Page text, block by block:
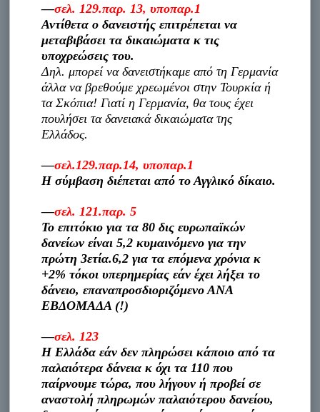
—σελ. 129.παρ. 13, υποπαρ.1
Αντίθετα ο δανειστής επιτρέπεται να
μεταβιβάσει τα δικαιώματα κ τις
υποχρεώσεις του.
Δηλ. μπορεί να δανειστήκαμε από τη Γερμανία
άλλα να βρεθούμε χρεωμένοι στην Τουρκία ή
τα Σκόπια! Γιατί η Γερμανία, θα τους έχει
πουλήσει τα δανειακά δικαιώματα της
Ελλάδος.
—σελ.129.παρ.14, υποπαρ.1
Η σύμβαση διέπεται από το Αγγλικό δίκαιο.
—σελ. 121.παρ. 5
Το επιτόκιο για τα 80 δις ευρωπαϊκών
δανείων είναι 5,2 κυμαινόμενο για την
πρώτη 3ετία.6,2 για τα επόμενα χρόνια κ
+2% τόκοι υπερημερίας εάν έχει λήξει το
δάνειο, επαναπροσδιοριζόμενο ΑΝΑ
ΕΒΔΟΜΑΔΑ (!)
—σελ. 123
Η Ελλάδα εάν δεν πληρώσει κάποιο από τα
παλαιότερα δάνεια κ όχι τα 110 που
παίρνουμε τώρα, που λήγουν ή προβεί σε
αναστολή πληρωμών παλαιότερου δανείου,